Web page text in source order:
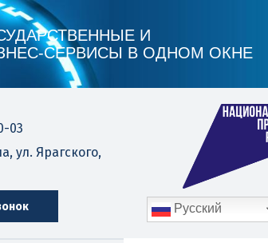
И
В ОДНОМ ОКНЕ
03
ул. Ярагского,
Русский